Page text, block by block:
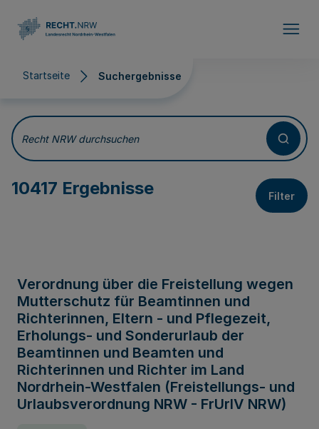
Startseite Suchergebnisse
Suchergebnisse
Recht NRW durchsuchen
10417 Ergebnisse Filter
Verordnung über die Freistellung wegen
Mutterschutz für Beamtinnen und
Richterinnen, Eltern - und Pflegezeit,
Erholungs- und Sonderurlaub der
Beamtinnen und Beamten und
Richterinnen und Richter im Land
Nordrhein-Westfalen (Freistellungs- und
Urlaubsverordnung NRW - FrUrlV NRW)